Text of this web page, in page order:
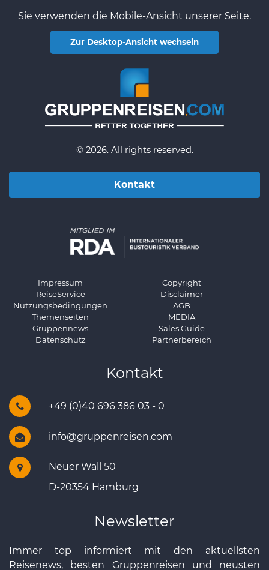
Sie verwenden die Mobile-Ansicht unserer Seite.
Zur Desktop-Ansicht wechseln
© 2026. All rights reserved.
Kontakt
Impressum
ReiseService
Nutzungsbedingungen
Themenseiten
Gruppennews
Datenschutz
Copyright
Disclaimer
AGB
MEDIA
Sales Guide
Partnerbereich
Kontakt
+49 (0)40 696 386 03 - 0
info@gruppenreisen.com
Neuer Wall 50
D-20354 Hamburg
Newsletter
Immer top informiert mit den aktuellsten
Reisenews, besten Gruppenreisen und neusten